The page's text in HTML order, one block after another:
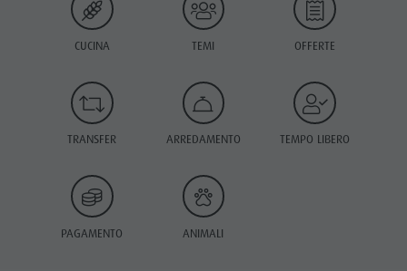
CUCINA TEMI OFFERTE
TRANSFER ARREDAMENTO TEMPO LIBERO
PAGAMENTO ANIMALI